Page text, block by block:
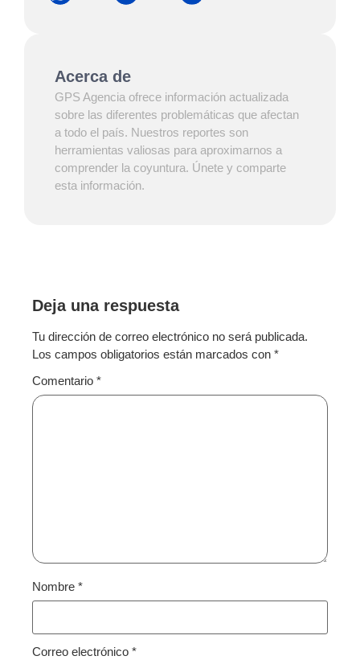
Acerca de
GPS Agencia ofrece información actualizada
sobre las diferentes problemáticas que afectan
a todo el país. Nuestros reportes son
herramientas valiosas para aproximarnos a
comprender la coyuntura. Únete y comparte
esta información.
Deja una respuesta
Tu dirección de correo electrónico no será publicada.
Los campos obligatorios están marcados con *
Comentario *
Nombre *
Correo electrónico *